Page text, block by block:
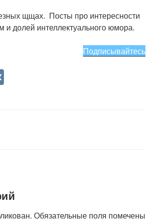
щщах. Посты про интересности
долей интеллектуального юмора.
Подписывайтесь
Обязательные поля помечены